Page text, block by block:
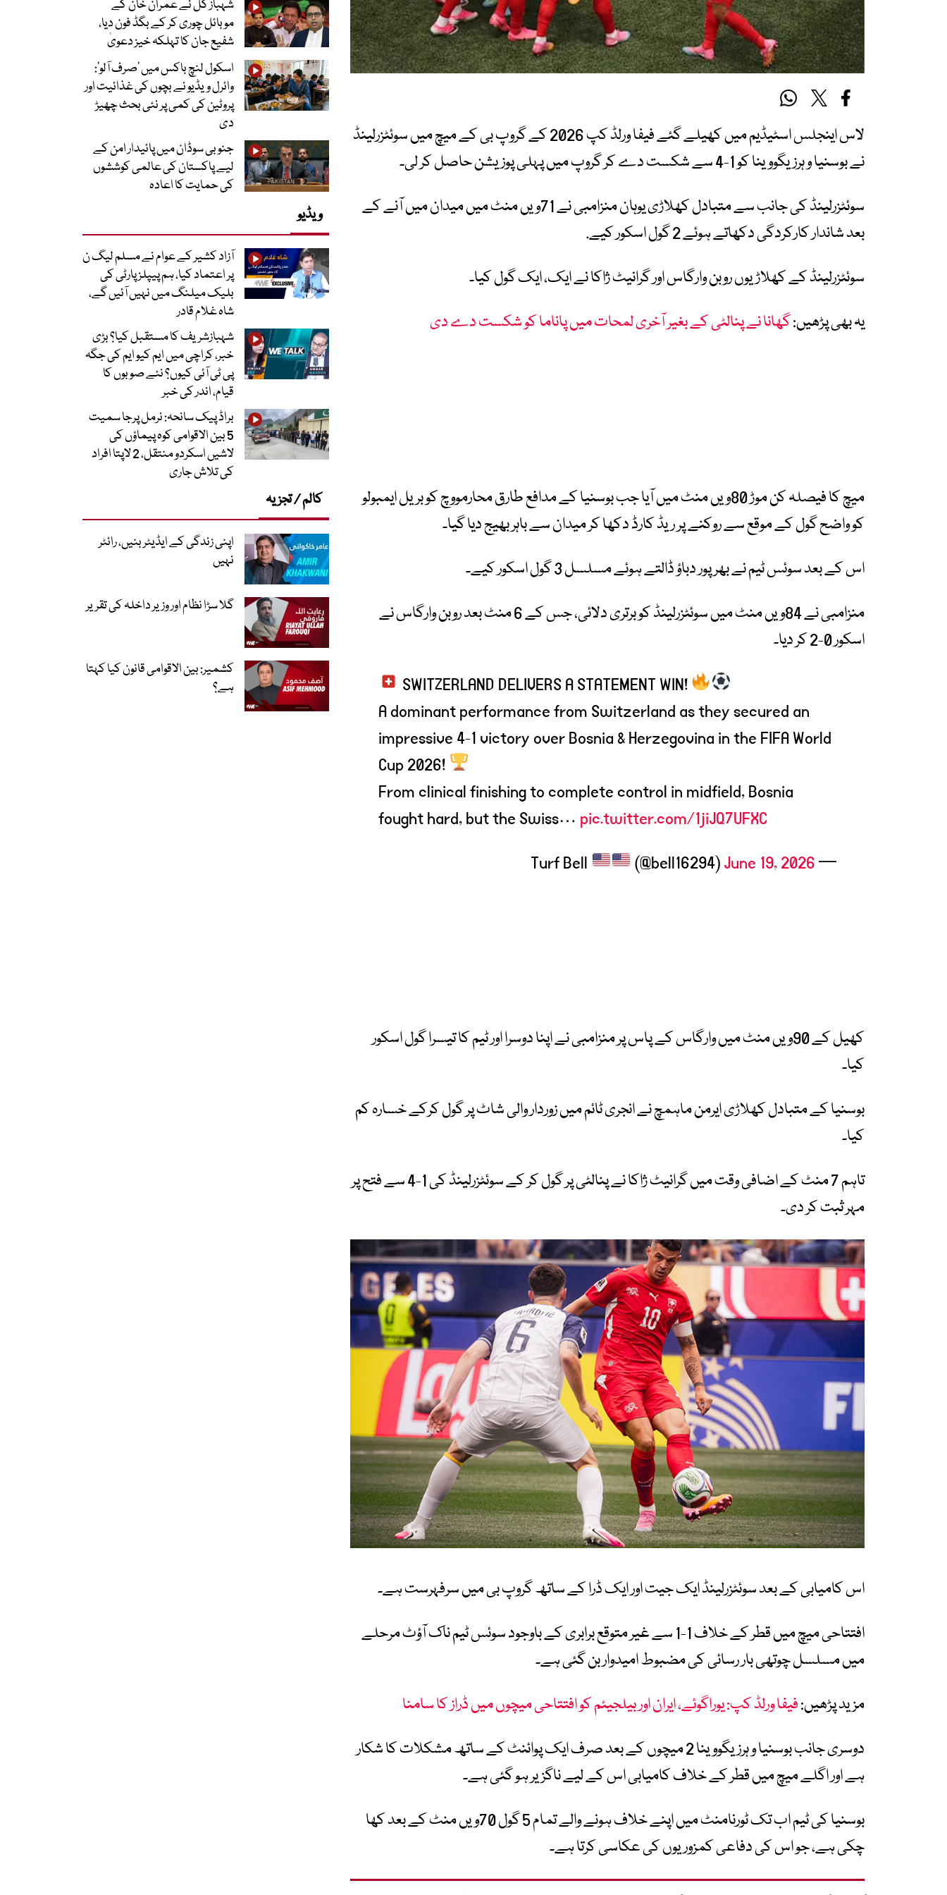
لاس اینجلس اسٹیڈیم میں کھیلے گئے فیفا ورلڈ کپ 2026 کے گروپ بی کے میچ میں سوئٹزرلینڈ
نے بوسنیا و ہرزیگووینا کو 1-4 سے شکست دے کر گروپ میں پہلی پوزیشن حاصل کر لی۔
سوئٹزرلینڈ کی جانب سے متبادل کھلاڑی یوہان منزامبی نے 71ویں منٹ میں میدان میں آنے کے
بعد شاندار کارکردگی دکھاتے ہوئے 2 گول اسکور کیے.
سوئٹزرلینڈ کے کھلاڑیوں روبن وارگاس اور گرانیٹ ژاکا نے ایک، ایک گول کیا۔
یہ بھی پڑھیں:گھانا نے پنالٹی کے بغیر آخری لمحات میں پاناما کو شکست دے دی
میچ کا فیصلہ کن موڑ 80ویں منٹ میں آیا جب بوسنیا کے مدافع طارق محارمووچ کو بریل ایمبولو
کو واضح گول کے موقع سے روکنے پر ریڈ کارڈ دکھا کر میدان سے باہر بھیج دیا گیا۔
اس کے بعد سوئس ٹیم نے بھرپور دباؤ ڈالتے ہوئے مسلسل 3 گول اسکور کیے۔
منزامبی نے 84ویں منٹ میں سوئٹزرلینڈ کو برتری دلائی، جس کے 6 منٹ بعد روبن وارگاس نے
اسکور 0-2 کر دیا۔
SWITZERLAND DELIVERS A STATEMENT WIN!
A dominant performance from Switzerland as they secured an
impressive 4-1 victory over Bosnia & Herzegovina in the FIFA World
Cup 2026!
From clinical finishing to complete control in midfield, Bosnia
fought hard, but the Swiss… pic.twitter.com/1jiJQ7UFXC
— Turf Bell
(@bell16294)June 19, 2026
کھیل کے 90ویں منٹ میں وارگاس کے پاس پر منزامبی نے اپنا دوسرا اور ٹیم کا تیسرا گول اسکور
کیا۔
بوسنیا کے متبادل کھلاڑی ایرمن ماہمچ نے انجری ٹائم میں زوردار والی شاٹ پر گول کرکے خسارہ کم
کیا۔
تاہم 7 منٹ کے اضافی وقت میں گرانیٹ ژاکا نے پنالٹی پر گول کر کے سوئٹزرلینڈ کی 1-4 سے فتح پر
مہر ثبت کر دی۔
اس کامیابی کے بعد سوئٹزرلینڈ ایک جیت اور ایک ڈرا کے ساتھ گروپ بی میں سرفہرست ہے۔
افتتاحی میچ میں قطر کے خلاف 1-1 سے غیر متوقع برابری کے باوجود سوئس ٹیم ناک آؤٹ مرحلے
میں مسلسل چوتھی بار رسائی کی مضبوط امیدوار بن گئی ہے۔
مزید پڑھیں:فیفا ورلڈ کپ: یوراگوئے، ایران اور بیلجیئم کو افتتاحی میچوں میں ڈراز کا سامنا
دوسری جانب بوسنیا و ہرزیگووینا 2 میچوں کے بعد صرف ایک پوائنٹ کے ساتھ مشکلات کا شکار
ہے اور اگلے میچ میں قطر کے خلاف کامیابی اس کے لیے ناگزیر ہو گئی ہے۔
بوسنیا کی ٹیم اب تک ٹورنامنٹ میں اپنے خلاف ہونے والے تمام 5 گول 70ویں منٹ کے بعد کھا
چکی ہے، جو اس کی دفاعی کمزوریوں کی عکاسی کرتا ہے۔
شہباز گل نے عمران خان کے
موبائل چوری کر کے بگڈ فون دیا،
شفیع جان کا تہلکہ خیز دعویٰ
اسکول لنچ باکس میں ‘صرف آلو’:
وائرل ویڈیو نے بچوں کی غذائیت اور
پروٹین کی کمی پر نئی بحث چھیڑ
دی
جنوبی سوڈان میں پائیدار امن کے
لیے پاکستان کی عالمی کوششوں
کی حمایت کا اعادہ
ویڈیو
آزاد کشیر کے عوام نے مسلم لیگ ن
پر اعتماد کیا، ہم پیپلز پارٹی کی
بلیک میلنگ میں نہیں آئیں گے،
شاہ غلام قادر
شہبازشریف کا مستقبل کیا؟ بڑی
خبر، کراچی میں ایم کیو ایم کی جگہ
پی ٹی آئی کیوں؟ نئے صوبوں کا
قیام، اندر کی خبر
براڈ پیک سانحہ: نرمل پرجا سمیت
5 بین الاقوامی کوہ پیماؤں کی
لاشیں اسکردو منتقل، 2 لاپتا افراد
کی تلاش جاری
کالم / تجزیہ
اپنی زندگی کے ایڈیٹر بنیں، رائٹر
نہیں
گلا سڑا نظام اور وزیر داخلہ کی تقریر
کشمیر: بین الاقوامی قانون کیا کہتا
ہے؟